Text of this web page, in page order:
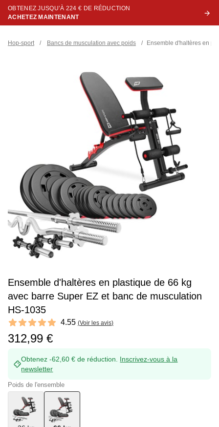
OBTENEZ JUSQU’À 224 € DE RÉDUCTION
ACHETEZ MAINTENANT
Hop-sport / Bancs de musculation avec poids / Ensemble d'haltères en
Ensemble d'haltères en plastique de 66 kg
avec barre Super EZ et banc de musculation
HS-1035
Reviews
4.55 out of 5 stars 4.55 (Voir les avis)
312,99 €
Obtenez -62,60 € de réduction. Inscrivez-vous à la
newsletter
Poids de l'ensemble